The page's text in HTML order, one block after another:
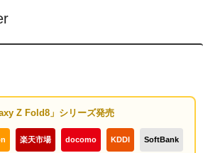
Z Fold8」シリーズ発売
楽天市場 docomo KDDI SoftBank